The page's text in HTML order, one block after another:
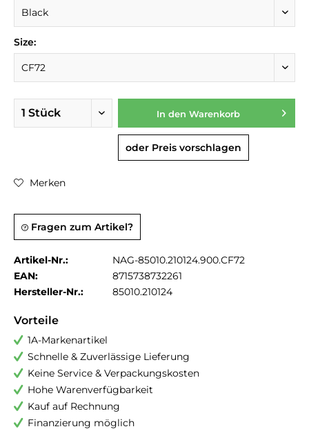
Size:
In den Warenkorb
oder Preis vorschlagen
Merken
Fragen zum Artikel?
Artikel-Nr.:
NAG-85010.210124.900.CF72
EAN:
8715738732261
Hersteller-Nr.:
85010.210124
Vorteile
1A-Markenartikel
Schnelle & Zuverlässige Lieferung
Keine Service & Verpackungskosten
Hohe Warenverfügbarkeit
Kauf auf Rechnung
Finanzierung möglich